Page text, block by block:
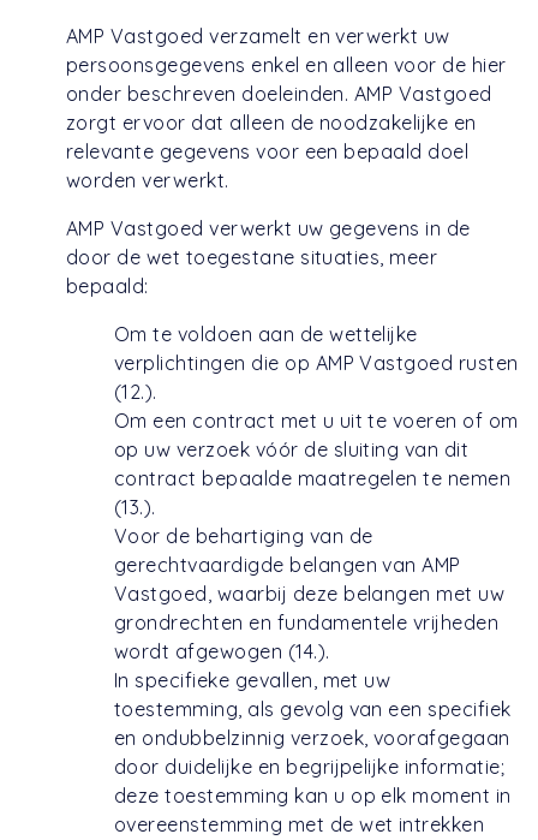
AMP Vastgoed verzamelt en verwerkt uw
persoonsgegevens enkel en alleen voor de hier
onder beschreven doeleinden. AMP Vastgoed
zorgt ervoor dat alleen de noodzakelijke en
relevante gegevens voor een bepaald doel
worden verwerkt.
AMP Vastgoed verwerkt uw gegevens in de
door de wet toegestane situaties, meer
bepaald:
Om te voldoen aan de wettelijke
verplichtingen die op AMP Vastgoed rusten
(12.).
Om een contract met u uit te voeren of om
op uw verzoek vóór de sluiting van dit
contract bepaalde maatregelen te nemen
(13.).
Voor de behartiging van de
gerechtvaardigde belangen van AMP
Vastgoed, waarbij deze belangen met uw
grondrechten en fundamentele vrijheden
wordt afgewogen (14.).
In specifieke gevallen, met uw
toestemming, als gevolg van een specifiek
en ondubbelzinnig verzoek, voorafgegaan
door duidelijke en begrijpelijke informatie;
deze toestemming kan u op elk moment in
overeenstemming met de wet intrekken